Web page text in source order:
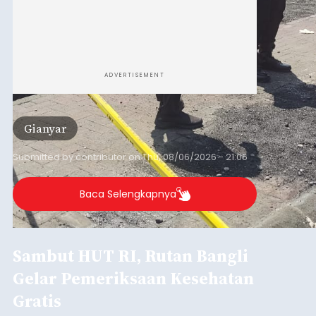
Iklan
Musim Kemarau Melanda,